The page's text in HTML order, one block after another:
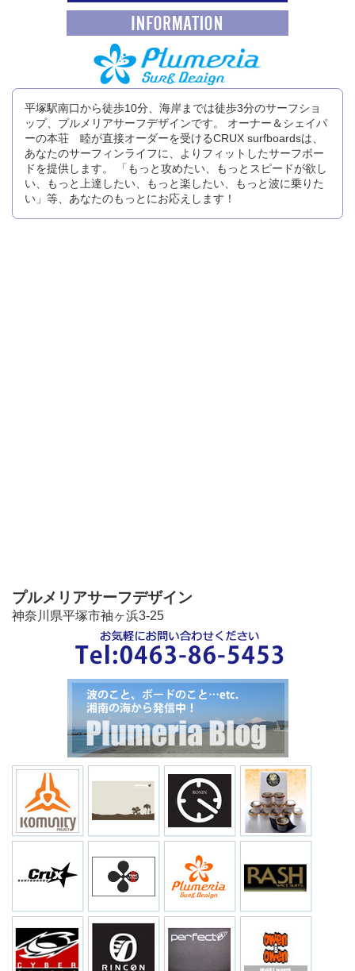
平塚駅南口から徒歩10分、海岸までは徒歩3分のサーフショ
ップ、プルメリアサーフデザインです。 オーナー＆シェイパ
ーの本荘 睦が直接オーダーを受けるCRUX surfboardsは、
あなたのサーフィンライフに、よりフィットしたサーフボー
ドを提供します。 「もっと攻めたい、もっとスピードが欲し
い、もっと上達したい、もっと楽したい、もっと波に乗りた
い」等、あなたのもっとにお応えします！
プルメリアサーフデザイン
神奈川県平塚市袖ヶ浜3-25